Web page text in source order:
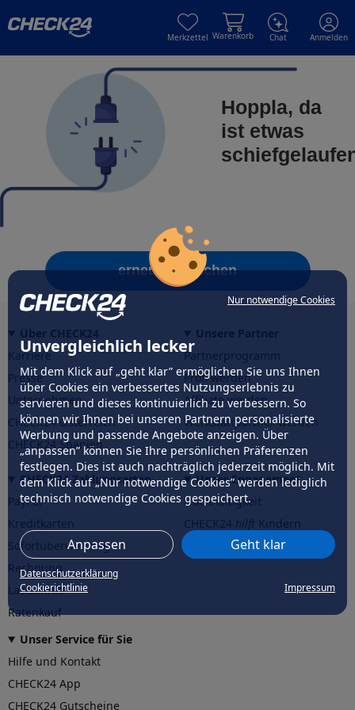
Nur notwendige Cookies
Unvergleichlich lecker
Mit dem Klick auf „geht klar” ermöglichen Sie uns Ihnen
über Cookies ein verbessertes Nutzungserlebnis zu
servieren und dieses kontinuierlich zu verbessern. So
können wir Ihnen bei unseren Partnern personalisierte
Werbung und passende Angebote anzeigen. Über
„anpassen” können Sie Ihre persönlichen Präferenzen
festlegen. Dies ist auch nachträglich jederzeit möglich. Mit
dem Klick auf „Nur notwendige Cookies” werden lediglich
technisch notwendige Cookies gespeichert.
Anpassen Geht klar
Datenschutzerklärung
Cookierichtlinie
Impressum
Merkzettel Warenkorb Chat Anmelden
Hoppla, da
ist etwas
erneut versuchen
Karriere
Presse
Unternehmen
CHECK24 Österreich
CHECK24 Spanien
Partnerprogramm
Profi werden
Affiliate werden
Werkstattpartner werden
CHECK24 Zahlungsarten
PayPal
Sofortüberweisung
Rechnung
Lastschrift
Ratenkauf
Unser Engagement
Nachhaltigkeit
CHECK24hilftder Natur
Unser Service für Sie
Hilfe und Kontakt
CHECK24 App
CHECK24 Gutscheine